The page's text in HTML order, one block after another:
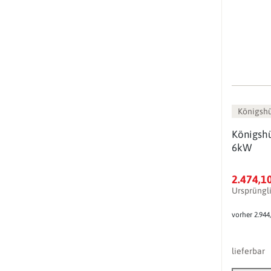
6kW
vorher
lieferbar